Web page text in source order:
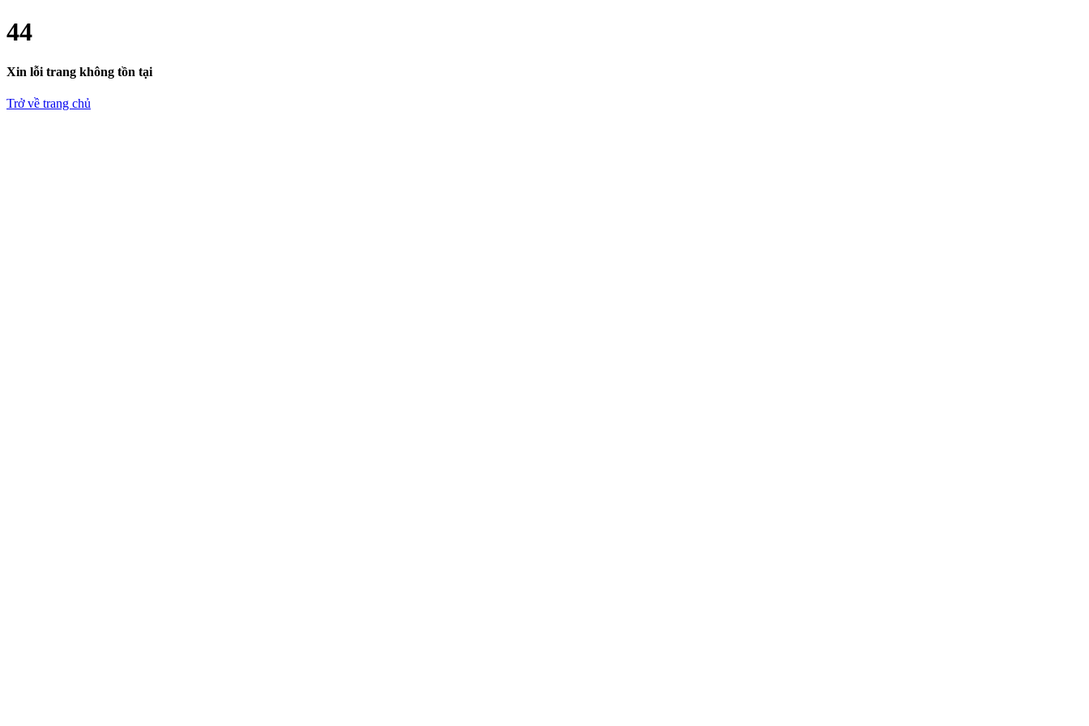
44
Xin lỗi trang không tồn tại
Trở về trang chủ